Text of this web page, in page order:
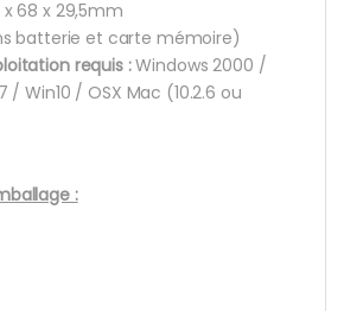
x 68 x 29,5mm
batterie et carte mémoire)
requis :Windows 2000 /
/ Win10 / OSX Mac (10.2.6 ou
: